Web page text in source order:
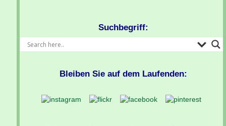
Suchbegriff:
Bleiben Sie auf dem Laufenden: